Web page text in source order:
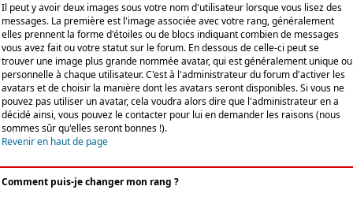
Il peut y avoir deux images sous votre nom d'utilisateur lorsque vous lisez des
messages. La première est l'image associée avec votre rang, généralement
elles prennent la forme d'étoiles ou de blocs indiquant combien de messages
vous avez fait ou votre statut sur le forum. En dessous de celle-ci peut se
trouver une image plus grande nommée avatar, qui est généralement unique ou
personnelle à chaque utilisateur. C'est à l'administrateur du forum d'activer les
avatars et de choisir la manière dont les avatars seront disponibles. Si vous ne
pouvez pas utiliser un avatar, cela voudra alors dire que l'administrateur en a
décidé ainsi, vous pouvez le contacter pour lui en demander les raisons (nous
sommes sûr qu'elles seront bonnes !).
Revenir en haut de page
Comment puis-je changer mon rang ?